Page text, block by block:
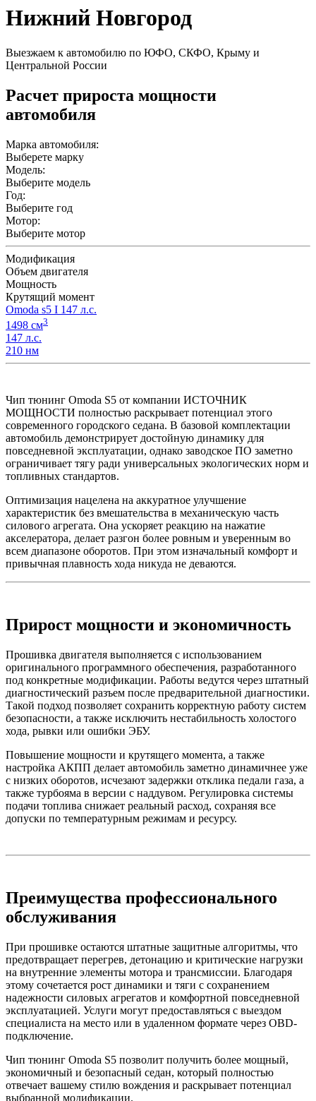
Нижний Новгород
Выезжаем к автомобилю по ЮФО, СКФО, Крыму и
Центральной России
Расчет прироста мощности
автомобиля
Марка автомобиля:
Выберете марку
Модель:
Выберите модель
Год:
Выберите год
Мотор:
Выберите мотор
Модификация
Объем двигателя
Мощность
Крутящий момент
Omoda s5 I 147 л.с.
1498 см3
147 л.с.
210 нм
Чип тюнинг Omoda S5 от компании ИСТОЧНИК
МОЩНОСТИ полностью раскрывает потенциал этого
современного городского седана. В базовой комплектации
автомобиль демонстрирует достойную динамику для
повседневной эксплуатации, однако заводское ПО заметно
ограничивает тягу ради универсальных экологических норм и
топливных стандартов.
Оптимизация нацелена на аккуратное улучшение
характеристик без вмешательства в механическую часть
силового агрегата. Она ускоряет реакцию на нажатие
акселератора, делает разгон более ровным и уверенным во
всем диапазоне оборотов. При этом изначальный комфорт и
привычная плавность хода никуда не деваются.
Прирост мощности и экономичность
Прошивка двигателя выполняется с использованием
оригинального программного обеспечения, разработанного
под конкретные модификации. Работы ведутся через штатный
диагностический разъем после предварительной диагностики.
Такой подход позволяет сохранить корректную работу систем
безопасности, а также исключить нестабильность холостого
хода, рывки или ошибки ЭБУ.
Повышение мощности и крутящего момента, а также
настройка АКПП делает автомобиль заметно динамичнее уже
с низких оборотов, исчезают задержки отклика педали газа, а
также турбояма в версии с наддувом. Регулировка системы
подачи топлива снижает реальный расход, сохраняя все
допуски по температурным режимам и ресурсу.
Преимущества профессионального
обслуживания
При прошивке остаются штатные защитные алгоритмы, что
предотвращает перегрев, детонацию и критические нагрузки
на внутренние элементы мотора и трансмиссии. Благодаря
этому сочетается рост динамики и тяги с сохранением
надежности силовых агрегатов и комфортной повседневной
эксплуатацией. Услуги могут предоставляться с выездом
специалиста на место или в удаленном формате через OBD-
подключение.
Чип тюнинг Omoda S5 позволит получить более мощный,
экономичный и безопасный седан, который полностью
отвечает вашему стилю вождения и раскрывает потенциал
выбранной модификации.